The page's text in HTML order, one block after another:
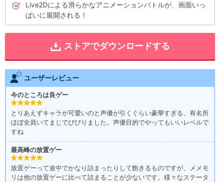
Live2Dによる滑らかなアニメーションバトルが、画面いっ
ぱいに展開される！
ストアでダウンロードする
ユーザーレビュー
今のところは良ゲー
とりあえずキャラが可愛いのと声優が引くぐらい豪華すぎる。有名所
ほぼ全員いてまじでびびりました。声優目的でやってもいいレベルで
すね
最高峰の放置ゲー
放置ゲーって途中でかなり詰まったりして飽きるものですが、メメモ
リは他の放置ゲーに比べて詰まることが少ないです。様々なステータ